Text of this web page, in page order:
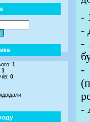
1
1
0
-
-
-
-
-